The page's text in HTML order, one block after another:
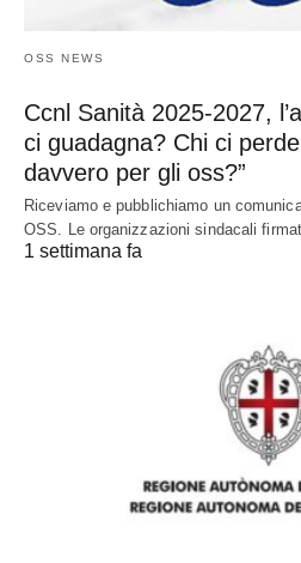
OSS NEWS
Ccnl Sanità 2025-2027,
ci guadagna? Chi ci
davvero per gli oss?”
Riceviamo e pubblichiamo un
OSS. Le organizzazioni sindacali
1 settimana fa